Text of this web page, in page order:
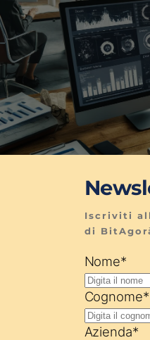
Iscriviti
di
Nome*
Cognome*
Azienda*